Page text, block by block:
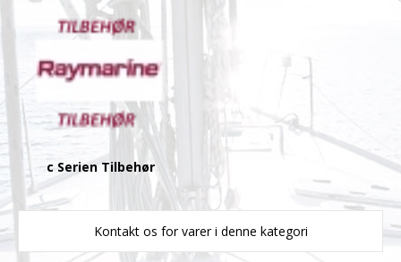
c Serien Tilbehør
Kontakt os for varer i denne kategori